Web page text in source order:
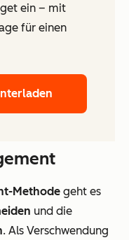
ein – mit
für einen
Methode geht es
und die
. Als Verschwendung